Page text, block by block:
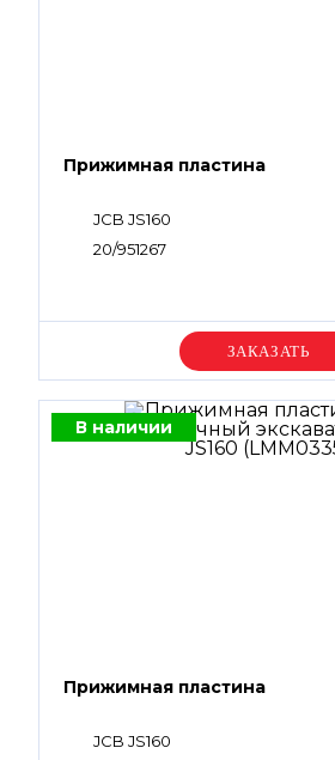
Прижимная пластина
JCB JS160
20/951267
Уточняйте цену
В наличии
Прижимная пластина
JCB JS160